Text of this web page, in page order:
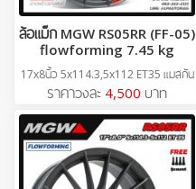
ล้อแม็ก MGW RS05RR (FF-05)
flowforming 7.45 kg
17x8นิ้ว 5x114.3,5x112 ET35 แมสกัน
ราคาวงละ 4,500 บาท